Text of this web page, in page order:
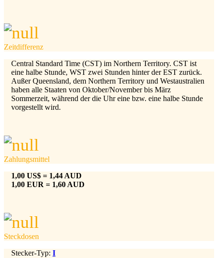
Zeitdifferenz
Central Standard Time (CST) im Northern Territory. CST ist
eine halbe Stunde, WST zwei Stunden hinter der EST zurück.
Außer Queensland, dem Northern Territory und Westaustralien
haben alle Staaten von Oktober/November bis März
Sommerzeit, während der die Uhr eine bzw. eine halbe Stunde
vorgestellt wird.
Zahlungsmittel
1,00 US$ = 1,44 AUD
1,00 EUR = 1,60 AUD
Steckdosen
Stecker-Typ: I